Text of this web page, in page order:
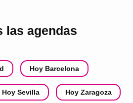
las agendas
Hoy Barcelona
Hoy Sevilla Hoy Zaragoza